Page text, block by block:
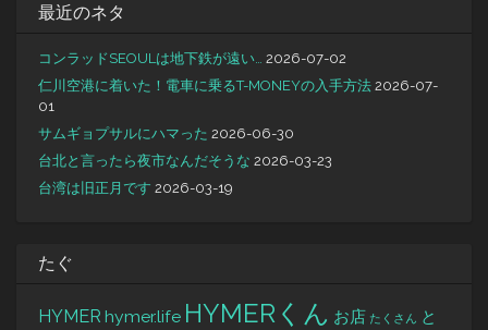
最近のネタ
コンラッドSEOULは地下鉄が遠い…
2026-07-02
仁川空港に着いた！電車に乗るT-MONEYの入手方法 2026-07-
01
サムギョプサルにハマった 2026-06-30
台北と言ったら夜市なんだそうな 2026-03-23
台湾は旧正月です 2026-03-19
たぐ
HYMER hymer.life HYMERくん お店 たくさん と